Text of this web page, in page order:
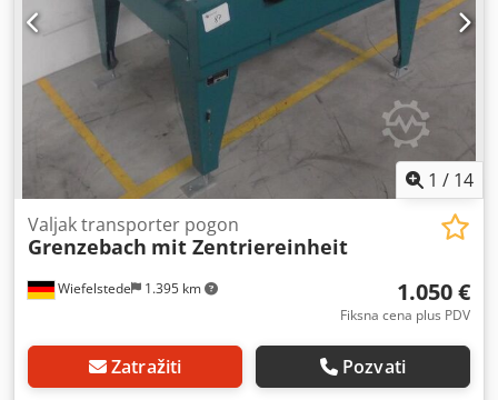
1 / 14
Wiefelstede 1.395 km
Valjak transporter pogon
Grenzebach mit Zentriereinheit
1.050 €
Fiksna cena plus PDV
Zatražiti Pozvati